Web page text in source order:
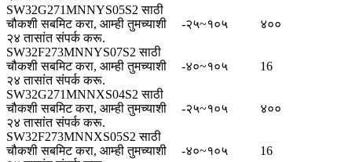
SW32G271MNNYS05S2 साठी
चौकशी सबमिट करा, आम्ही तुमच्याशी
२४ तासांत संपर्क करू.
-२५~१०५ ४००
SW32F273MNNYS07S2 साठी
चौकशी सबमिट करा, आम्ही तुमच्याशी
२४ तासांत संपर्क करू.
-४०~१०५ 16
SW32G271MNNXS04S2 साठी
चौकशी सबमिट करा, आम्ही तुमच्याशी
२४ तासांत संपर्क करू.
-२५~१०५ ४००
SW32F273MNNXS05S2 साठी
चौकशी सबमिट करा, आम्ही तुमच्याशी
-४०~१०५ 16